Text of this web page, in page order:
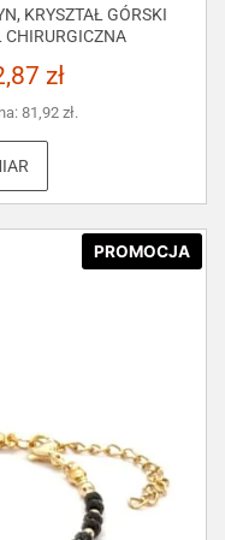
KRYSZTAŁ GÓRSKI
zł
81,92 zł.
PROMOCJA